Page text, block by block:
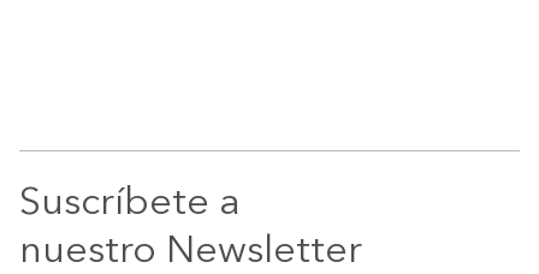
Suscríbete a
nuestro Newsletter